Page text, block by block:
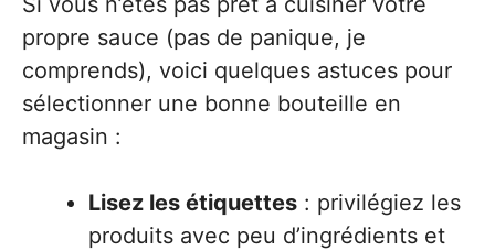
propre sauce (pas de panique, je
comprends), voici quelques astuces pour
sélectionner une bonne bouteille en
magasin :
Lisez les étiquettes : privilégiez les
produits avec peu d’ingrédients et